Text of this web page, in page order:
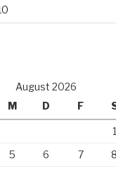
August 2026
M D F
1
5 6 7 8